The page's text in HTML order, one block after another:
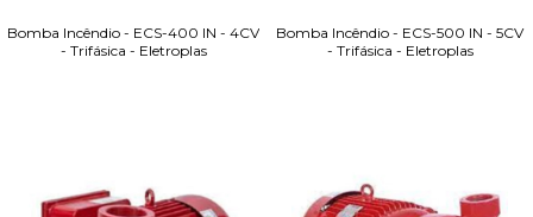
Bomba Incêndio - ECS-400 IN - 4CV
- Trifásica - Eletroplas
Bomba Incêndio - ECS-500 IN - 5CV
- Trifásica - Eletroplas